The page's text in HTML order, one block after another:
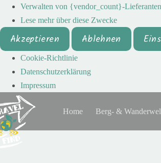
Verwalten von {vendor_count}-Lieferanten
Lese mehr über diese Zwecke
Akzeptieren Ablehnen
Cookie-Richtlinie
Datenschutzerklärung
Impressum
Home Berg- &